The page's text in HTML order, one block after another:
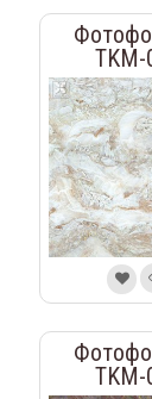
TKM-
TKM-